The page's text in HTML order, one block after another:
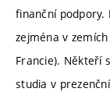
finanční podpory.
zejména v
Francie). Někteří
studia v